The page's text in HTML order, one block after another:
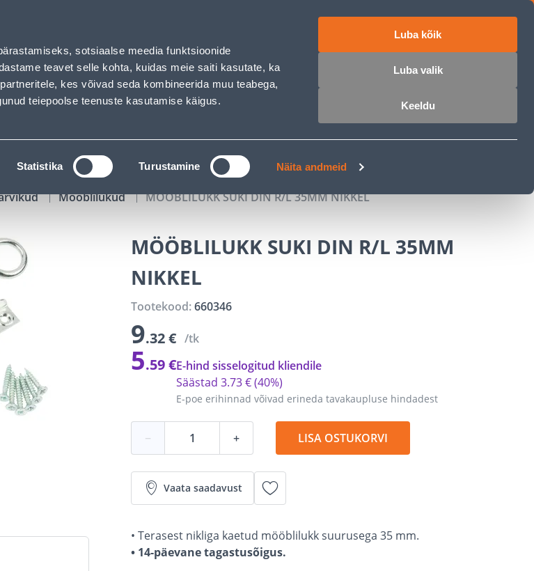
sotsiaalse meedia funktsioonide
teavet selle kohta, kuidas meie saiti kasutate, ka
kes võivad seda kombineerida muu teabega,
teiepoolse teenuste kasutamise käigus.
Statistika Turustamine Näita andmeid
Luba kõik
Luba valik
Keeldu
Karjäärileht
OTSI Logi sisse
TÖÖRIISTALAENUTUS JÄRELMAKS
Mööblilukud MÖÖBLILUKK SUKI DIN R/L 35MM NIKKEL
MÖÖBLILUKK SUKI DIN R/L 35MM
NIKKEL
Tootekood:660346
9.32 € /tk
5.59 €
E-poe erihinnad võivad erineda tavakaupluse hindadest
Säästad 3.73 €(40%)
E-hind sisselogitud kliendile
− + LISA OSTUKORVI
Vaata saadavust
• Terasest nikliga kaetud mööblilukk suurusega 35 mm.
• 14-päevane tagastusõigus.